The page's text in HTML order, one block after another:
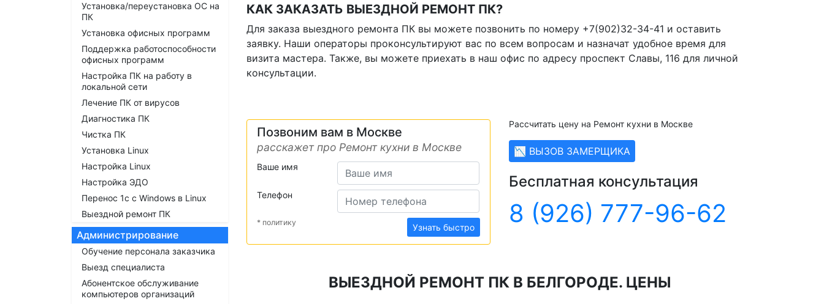
Установка/переустановка ОС на
ПК
Установка офисных программ
Поддержка работоспособности
офисных программ
Настройка ПК на работу в
локальной сети
Лечение ПК от вирусов
Диагностика ПК
Чистка ПК
Установка Linux
Настройка Linux
Настройка ЭДО
Перенос 1с с Windows в Linux
Выездной ремонт ПК
Администрирование
Обучение персонала заказчика
Выезд специалиста
Абонентское обслуживание
компьютеров организаций
КАК ЗАКАЗАТЬ ВЫЕЗДНОЙ РЕМОНТ ПК?
Для заказа выездного ремонта ПК вы можете позвонить по номеру +7(902)32-34-41 и оставить
заявку. Наши операторы проконсультируют вас по всем вопросам и назначат удобное время для
визита мастера. Также, вы можете приехать в наш офис по адресу проспект Славы, 116 для личной
консультации.
Позвоним вам в Москве
расскажет про Ремонт кухни в Москве
Ваше имя
Телефон
* политику Узнать быстро
Рассчитать цену на Ремонт кухни в Москве
📉 ВЫЗОВ ЗАМЕРЩИКА
Бесплатная консультация
8 (926) 777-96-62
ВЫЕЗДНОЙ РЕМОНТ ПК В БЕЛГОРОДЕ. ЦЕНЫ